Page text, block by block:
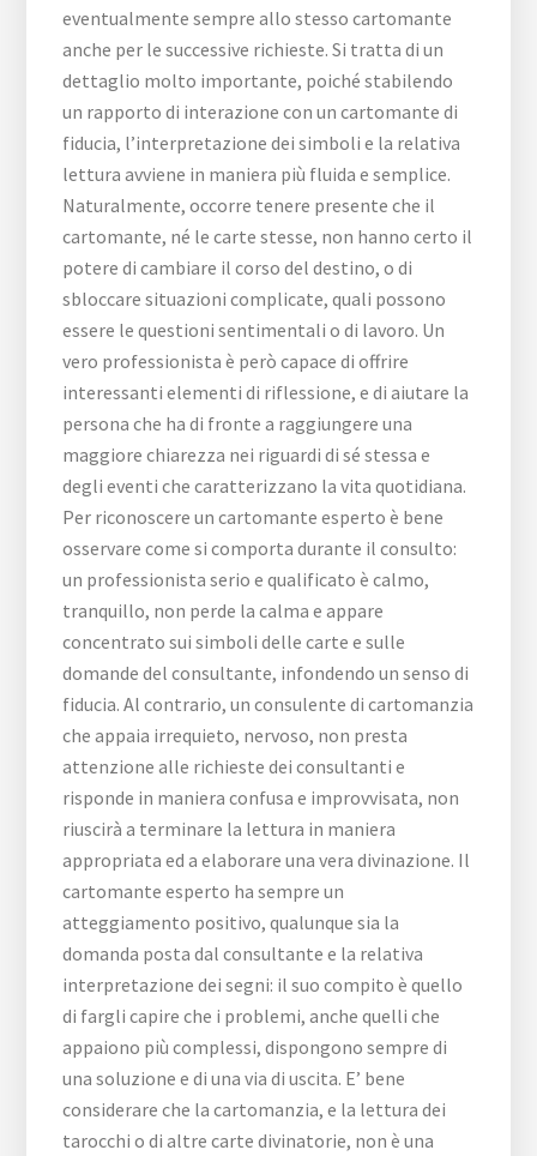
eventualmente sempre allo stesso cartomante
anche per le successive richieste. Si tratta di un
dettaglio molto importante, poiché stabilendo
un rapporto di interazione con un cartomante di
fiducia, l’interpretazione dei simboli e la relativa
lettura avviene in maniera più fluida e semplice.
Naturalmente, occorre tenere presente che il
cartomante, né le carte stesse, non hanno certo il
potere di cambiare il corso del destino, o di
sbloccare situazioni complicate, quali possono
essere le questioni sentimentali o di lavoro. Un
vero professionista è però capace di offrire
interessanti elementi di riflessione, e di aiutare la
persona che ha di fronte a raggiungere una
maggiore chiarezza nei riguardi di sé stessa e
degli eventi che caratterizzano la vita quotidiana.
Per riconoscere un cartomante esperto è bene
osservare come si comporta durante il consulto:
un professionista serio e qualificato è calmo,
tranquillo, non perde la calma e appare
concentrato sui simboli delle carte e sulle
domande del consultante, infondendo un senso di
fiducia. Al contrario, un consulente di cartomanzia
che appaia irrequieto, nervoso, non presta
attenzione alle richieste dei consultanti e
risponde in maniera confusa e improvvisata, non
riuscirà a terminare la lettura in maniera
appropriata ed a elaborare una vera divinazione. Il
cartomante esperto ha sempre un
atteggiamento positivo, qualunque sia la
domanda posta dal consultante e la relativa
interpretazione dei segni: il suo compito è quello
di fargli capire che i problemi, anche quelli che
appaiono più complessi, dispongono sempre di
una soluzione e di una via di uscita. E’ bene
considerare che la cartomanzia, e la lettura dei
tarocchi o di altre carte divinatorie, non è una